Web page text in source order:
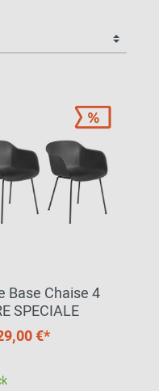
Base Chaise 4
SPECIALE
€*